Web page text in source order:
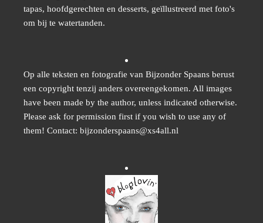
tapas, hoofdgerechten en desserts, geïllustreerd met foto's
om bij te watertanden.
Op alle teksten en fotografie van Bijzonder Spaans berust
een copyright tenzij anders overeengekomen. All images
have been made by the author, unless indicated otherwise.
Please ask for permission first if you wish to use any of
them! Contact: bijzonderspaans@xs4all.nl